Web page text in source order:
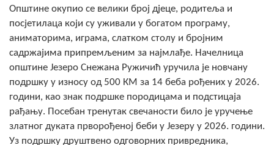
Службени Гласници
ОПШТИНСКА УПРАВА
ИНФО
Вијести
Активности
Јавни позиви
Општине окупио се велики број дјеце, родитеља и
посјетилаца који су уживали у богатом програму,
аниматорима, играма, слатком столу и бројним
садржајима припремљеним за најмлађе. Начелница
општине Језеро Снежана Ружичић уручилa је новчану
подршку у износу од 500 КМ за 14 беба рођених у 2026.
години, као знак подршке породицама и подстицаја
рађању. Посебан тренутак свечаности било је уручење
златног дуката прворођеној беби у Језеру у 2026. години.
Уз подршку друштвено одговорних привредника,